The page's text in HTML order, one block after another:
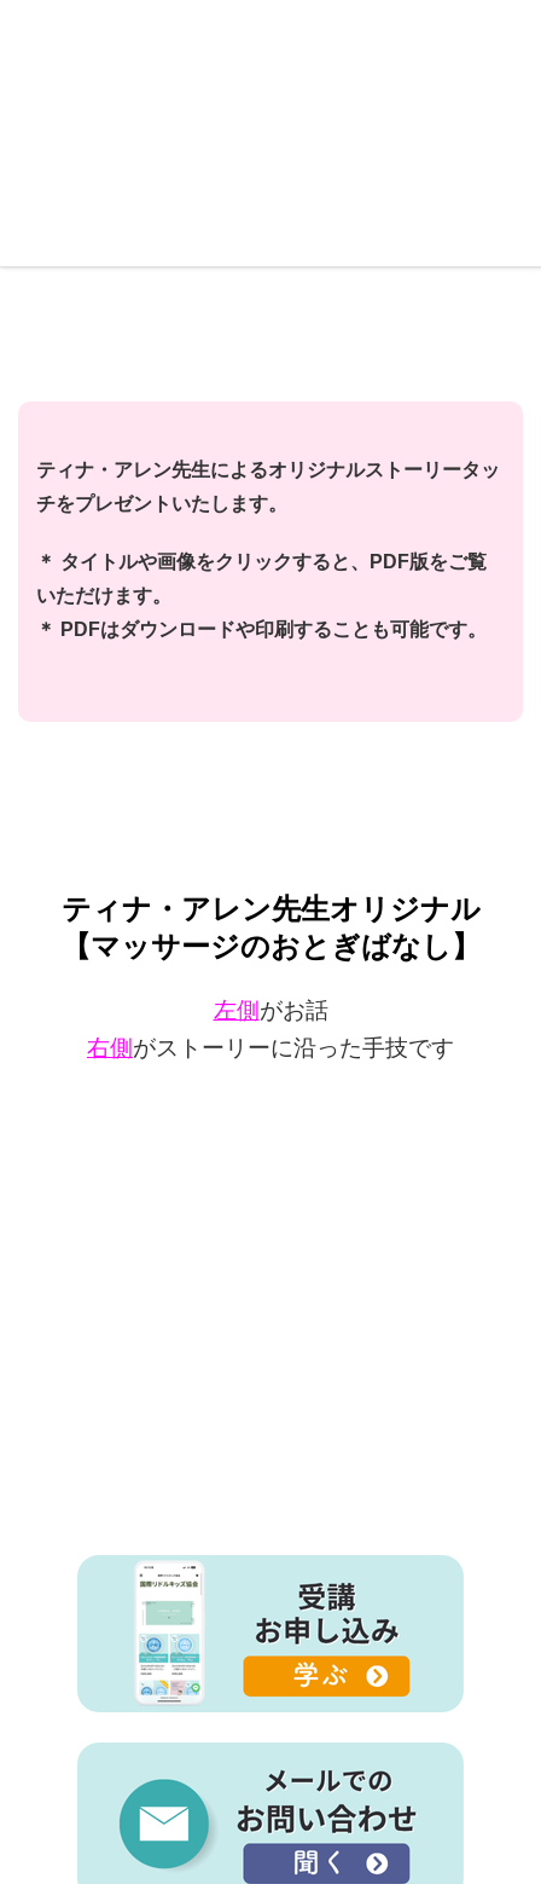
ティナ・アレン先生によるオリジナルストーリータッ
チをプレゼントいたします。
＊ タイトルや画像をクリックすると、PDF版をご覧
いただけます。
＊ PDFはダウンロードや印刷することも可能です。
ティナ・アレン先生オリジナル
【マッサージのおとぎばなし】
左側がお話
右側がストーリーに沿った手技です